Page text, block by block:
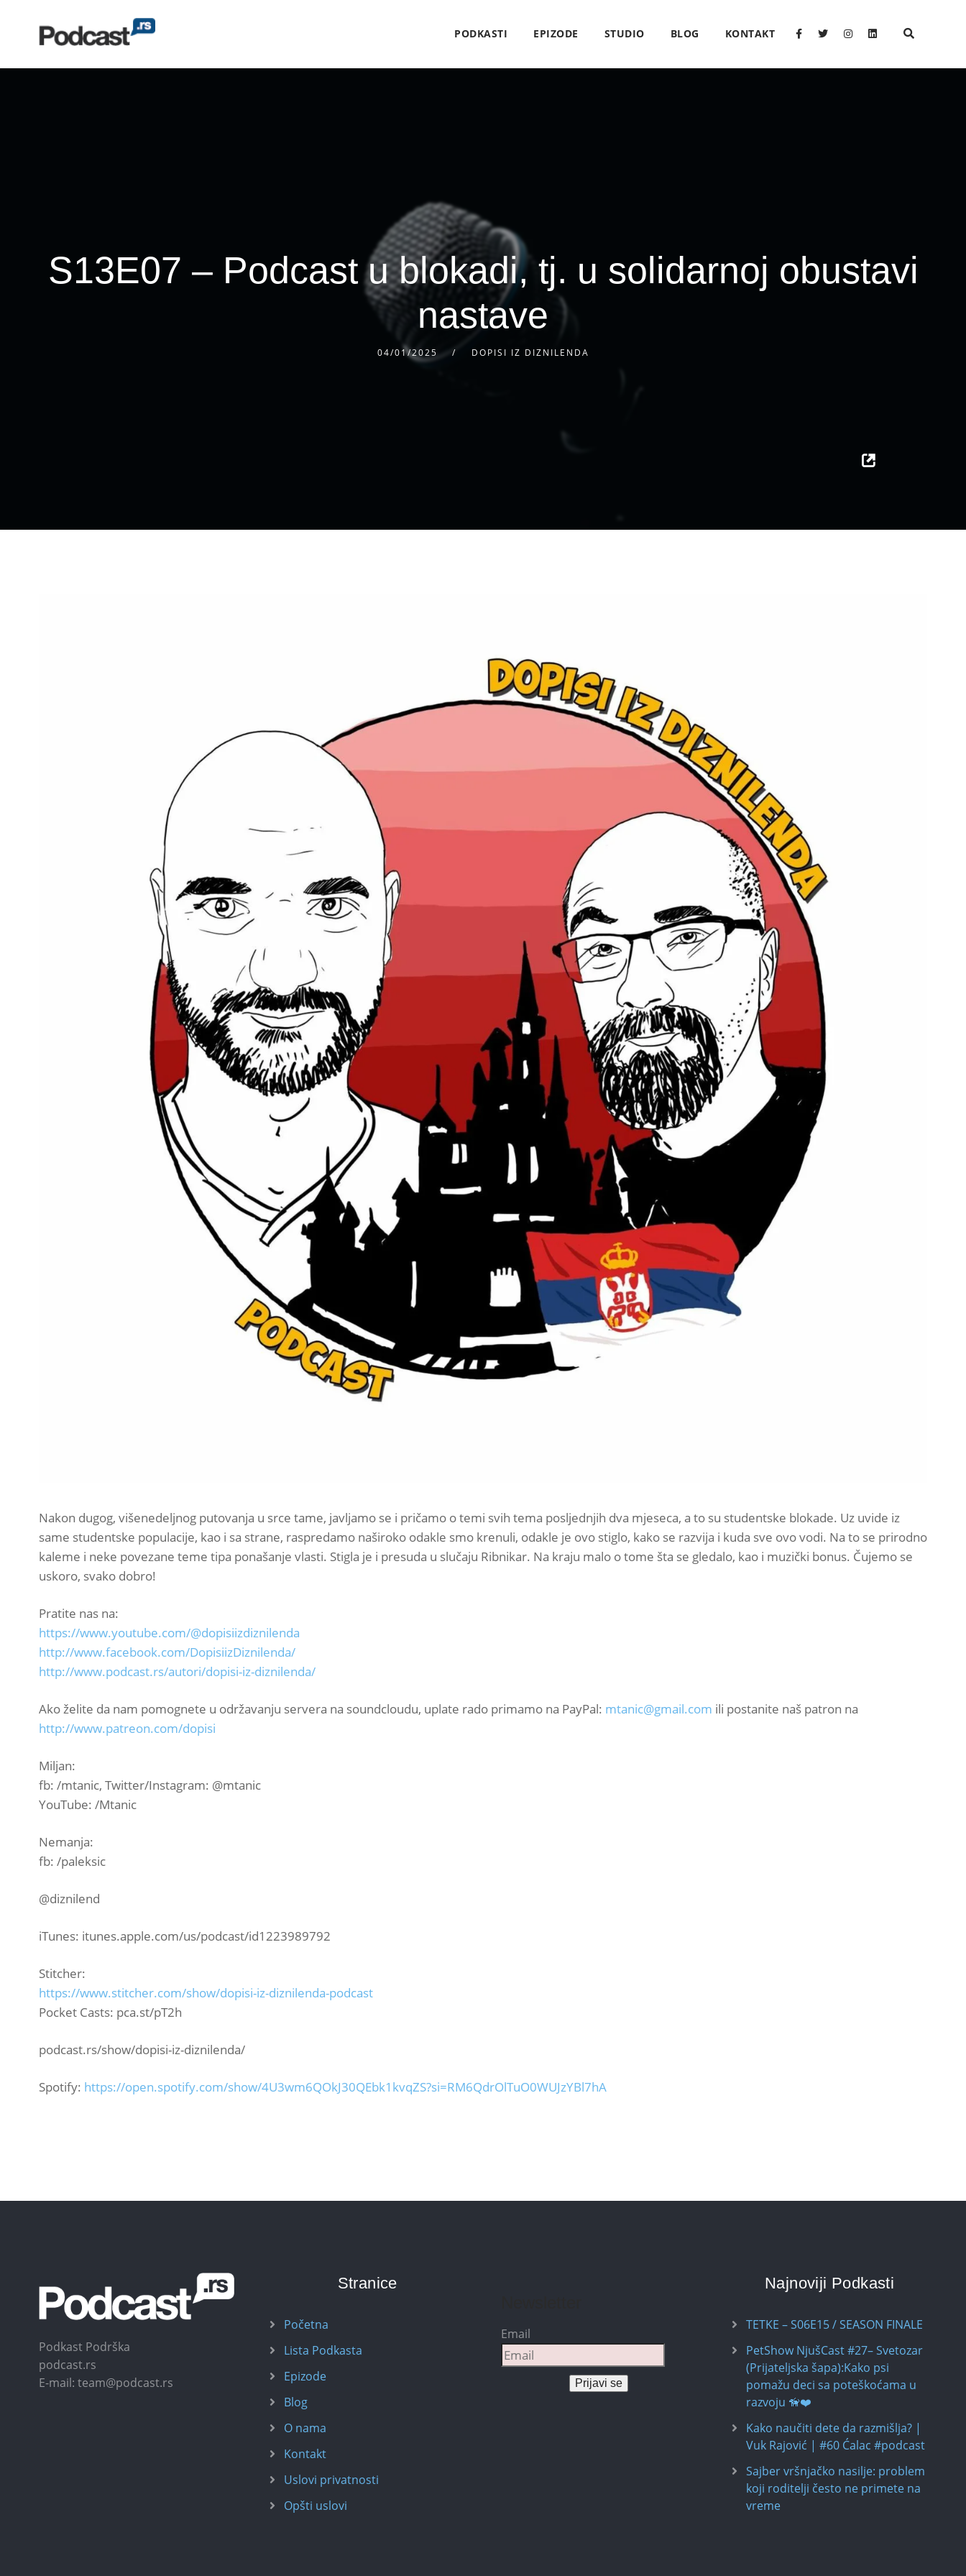
PODKASTI EPIZODE STUDIO BLOG KONTAKT
S13E07 – Podcast u blokadi, tj. u solidarnoj obustavi
nastave
04/01/2025 DOPISI IZ DIZNILENDA
Nakon dugog, višenedeljnog putovanja u srce tame, javljamo se i pričamo o temi svih tema posljednjih dva mjeseca, a to su studentske blokade. Uz uvide iz
same studentske populacije, kao i sa strane, raspredamo naširoko odakle smo krenuli, odakle je ovo stiglo, kako se razvija i kuda sve ovo vodi. Na to se prirodno
kaleme i neke povezane teme tipa ponašanje vlasti. Stigla je i presuda u slučaju Ribnikar. Na kraju malo o tome šta se gledalo, kao i muzički bonus. Čujemo se
uskoro, svako dobro!
Pratite nas na:
https://www.youtube.com/@dopisiizdiznilenda
http://www.facebook.com/DopisiizDiznilenda/
http://www.podcast.rs/autori/dopisi-iz-diznilenda/
Ako želite da nam pomognete u održavanju servera na soundcloudu, uplate rado primamo na PayPal: mtanic@gmail.com ili postanite naš patron na
http://www.patreon.com/dopisi
Miljan:
fb: /mtanic, Twitter/Instagram: @mtanic
YouTube: /Mtanic
Nemanja:
fb: /paleksic
@diznilend
iTunes: itunes.apple.com/us/podcast/id1223989792
Stitcher:
https://www.stitcher.com/show/dopisi-iz-diznilenda-podcast
Pocket Casts: pca.st/pT2h
podcast.rs/show/dopisi-iz-diznilenda/
Spotify: https://open.spotify.com/show/4U3wm6QOkJ30QEbk1kvqZS?si=RM6QdrOlTuO0WUJzYBl7hA
Podkast Podrška
podcast.rs
E-mail: team@podcast.rs
Stranice
Početna
Lista Podkasta
Epizode
Blog
O nama
Kontakt
Uslovi privatnosti
Opšti uslovi
Email
Prijavi se
Najnoviji Podkasti
TETKE – S06E15 / SEASON FINALE
PetShow NjušCast #27– Svetozar
(Prijateljska šapa):Kako psi
pomažu deci sa poteškoćama u
razvoju 🦮❤️
Kako naučiti dete da razmišlja? |
Vuk Rajović | #60 Ćalac #podcast
Sajber vršnjačko nasilje: problem
koji roditelji često ne primete na
vreme